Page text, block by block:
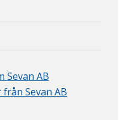
Sevan AB
från Sevan AB